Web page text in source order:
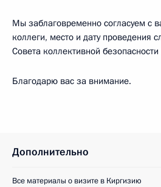
Мы заблаговременно согласуем с
коллеги, место и дату проведения
Совета коллективной
Благодарю вас за внимание.
Дополнительно
Все материалы о визите в Киргизию